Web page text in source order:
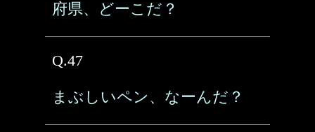
府県、どーこだ？
Q.47
まぶしいペン、なーんだ？